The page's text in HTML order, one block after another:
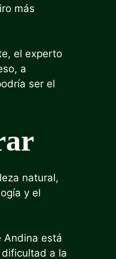
más
el experto
a
ser el
natural,
y el
Andina está
a la